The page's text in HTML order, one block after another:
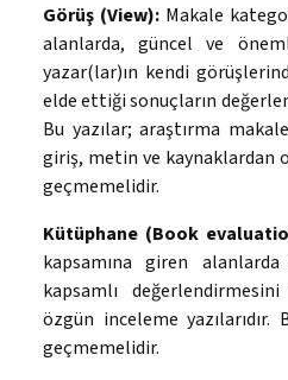
Görüş (View): Makale
alanlarda, güncel ve
yazar(lar)ın kendi
elde ettiği sonuçların
Bu yazılar; araştırma
giriş, metin ve kaynaklardan
geçmemelidir.
Kütüphane (Book
kapsamına giren alanlarda
kapsamlı
özgün inceleme
geçmemelidir.